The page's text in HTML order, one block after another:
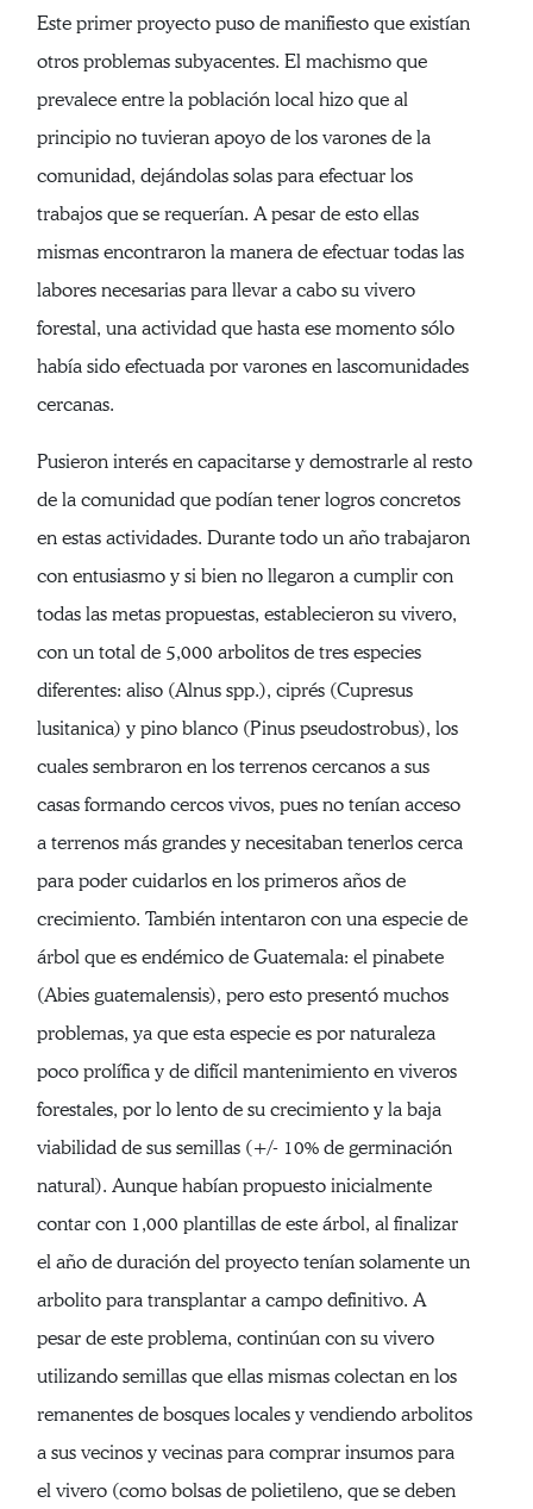
Este primer proyecto puso de manifiesto que existían
otros problemas subyacentes. El machismo que
prevalece entre la población local hizo que al
principio no tuvieran apoyo de los varones de la
comunidad, dejándolas solas para efectuar los
trabajos que se requerían. A pesar de esto ellas
mismas encontraron la manera de efectuar todas las
labores necesarias para llevar a cabo su vivero
forestal, una actividad que hasta ese momento sólo
había sido efectuada por varones en lascomunidades
cercanas.
Pusieron interés en capacitarse y demostrarle al resto
de la comunidad que podían tener logros concretos
en estas actividades. Durante todo un año trabajaron
con entusiasmo y si bien no llegaron a cumplir con
todas las metas propuestas, establecieron su vivero,
con un total de 5,000 arbolitos de tres especies
diferentes: aliso (Alnus spp.), ciprés (Cupresus
lusitanica) y pino blanco (Pinus pseudostrobus), los
cuales sembraron en los terrenos cercanos a sus
casas formando cercos vivos, pues no tenían acceso
a terrenos más grandes y necesitaban tenerlos cerca
para poder cuidarlos en los primeros años de
crecimiento. También intentaron con una especie de
árbol que es endémico de Guatemala: el pinabete
(Abies guatemalensis), pero esto presentó muchos
problemas, ya que esta especie es por naturaleza
poco prolífica y de difícil mantenimiento en viveros
forestales, por lo lento de su crecimiento y la baja
viabilidad de sus semillas (+/- 10% de germinación
natural). Aunque habían propuesto inicialmente
contar con 1,000 plantillas de este árbol, al finalizar
el año de duración del proyecto tenían solamente un
arbolito para transplantar a campo definitivo. A
pesar de este problema, continúan con su vivero
utilizando semillas que ellas mismas colectan en los
remanentes de bosques locales y vendiendo arbolitos
a sus vecinos y vecinas para comprar insumos para
el vivero (como bolsas de polietileno, que se deben